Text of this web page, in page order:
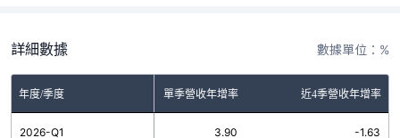
詳細數據 數據單位：%
年度/季度 單季營收年增率 近4季營收年增率
2026-Q1 3.90 -1.63